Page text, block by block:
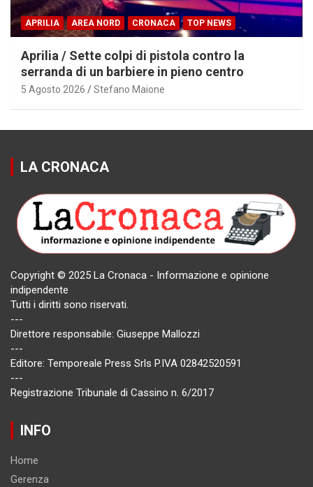
APRILIA AREA NORD CRONACA TOP NEWS
Aprilia / Sette colpi di pistola contro la
serranda di un barbiere in pieno centro
5 Agosto 2026 Stefano Maione
LA CRONACA
Copyright © 2025 La Cronaca - Informazione e opinione
indipendente
Tutti i diritti sono riservati.
---
Direttore responsabile: Giuseppe Mallozzi
---
Editore: Temporeale Press Srls P.IVA 02842520591
---
Registrazione Tribunale di Cassino n. 6/2017
INFO
Home
Gerenza